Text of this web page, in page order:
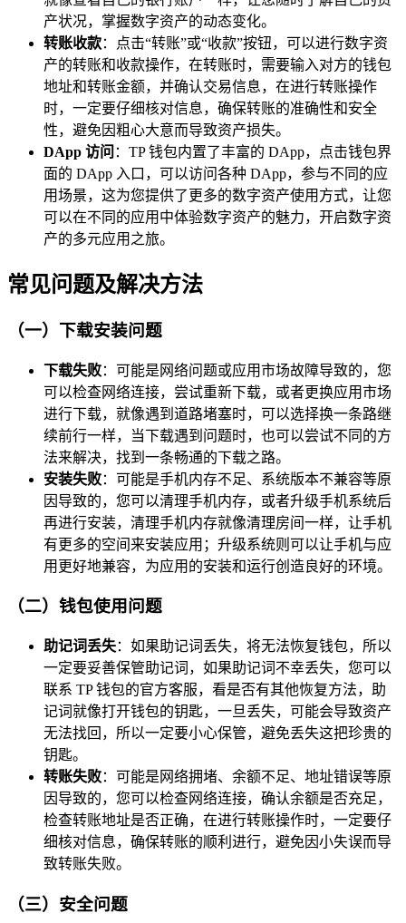
产状况，掌握数字资产的动态变化。
转账收款：点击“转账”或“收款”按钮，可以进行数字资
产的转账和收款操作，在转账时，需要输入对方的钱包
地址和转账金额，并确认交易信息，在进行转账操作
时，一定要仔细核对信息，确保转账的准确性和安全
性，避免因粗心大意而导致资产损失。
DApp 访问 ：TP 钱包内置了丰富的 DApp，点击钱包界
面的 DApp 入口，可以访问各种 DApp，参与不同的应
用场景，这为您提供了更多的数字资产使用方式，让您
可以在不同的应用中体验数字资产的魅力，开启数字资
产的多元应用之旅。
常见问题及解决方法
（一）下载安装问题
下载失败：可能是网络问题或应用市场故障导致的，您
可以检查网络连接，尝试重新下载，或者更换应用市场
进行下载，就像遇到道路堵塞时，可以选择换一条路继
续前行一样，当下载遇到问题时，也可以尝试不同的方
法来解决，找到一条畅通的下载之路。
安装失败：可能是手机内存不足、系统版本不兼容等原
因导致的，您可以清理手机内存，或者升级手机系统后
再进行安装，清理手机内存就像清理房间一样，让手机
有更多的空间来安装应用；升级系统则可以让手机与应
用更好地兼容，为应用的安装和运行创造良好的环境。
（二）钱包使用问题
助记词丢失：如果助记词丢失，将无法恢复钱包，所以
一定要妥善保管助记词，如果助记词不幸丢失，您可以
联系 TP 钱包的官方客服，看是否有其他恢复方法，助
记词就像打开钱包的钥匙，一旦丢失，可能会导致资产
无法找回，所以一定要小心保管，避免丢失这把珍贵的
钥匙。
转账失败：可能是网络拥堵、余额不足、地址错误等原
因导致的，您可以检查网络连接，确认余额是否充足，
检查转账地址是否正确，在进行转账操作时，一定要仔
细核对信息，确保转账的顺利进行，避免因小失误而导
致转账失败。
（三）安全问题